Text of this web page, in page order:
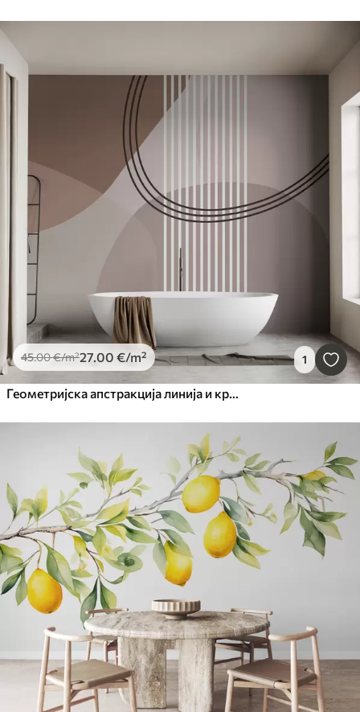
45.00€/m²27.00 €/m² 1
Геометријска апстракција линија и круг минимализам модеран стил